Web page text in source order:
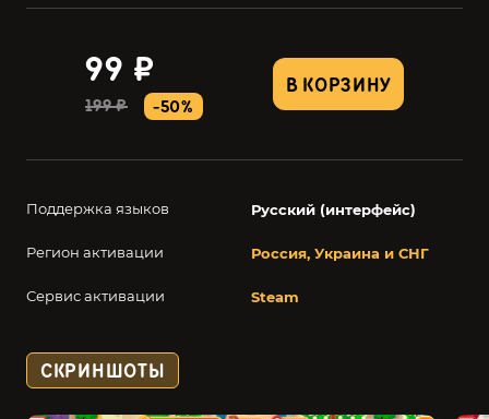
В КОРЗИНУ
99 ₽
199 ₽ -50%
Поддержка языков Русский (интерфейс)
Регион активации Россия, Украина и СНГ
Сервис активации Steam
СКРИНШОТЫ